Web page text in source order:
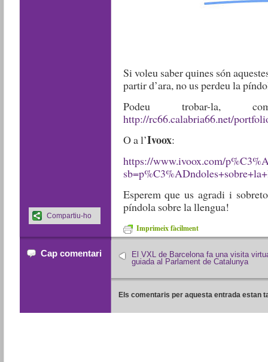
Si voleu saber quines són
partir d’ara, no us perdeu la
Podeu trobar-
http://rc66.calabria66.net/
O a l’Ivoox:
https://www.ivoox.com/
Esperem que us agradi i
píndola sobre la llengua!
Imprimeix fàcilment
Compartiu-ho
Cap comentari
El VXL de Barcelona fa una visita
guiada al Parlament de Catalunya
Els comentaris per aquesta entrada estan